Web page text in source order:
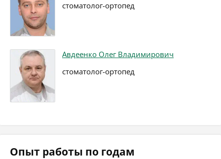
стоматолог-ортопед
Авдеенко Олег Владимирович
стоматолог-ортопед
Опыт работы по годам